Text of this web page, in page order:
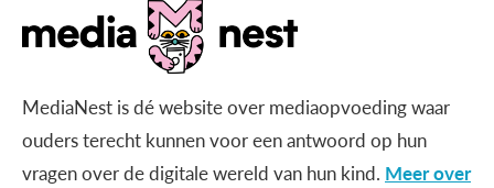
MediaNest is dé website over mediaopvoeding waar
ouders terecht kunnen voor een antwoord op hun
vragen over de digitale wereld van hun kind. Meer over